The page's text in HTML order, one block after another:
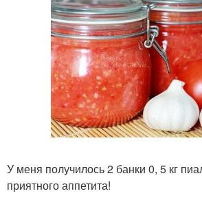
У меня получилось 2 банки 0, 5 кг
приятного аппетита!